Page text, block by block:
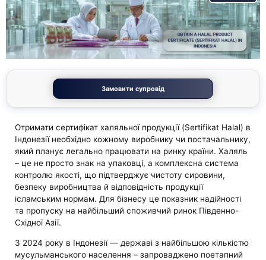
Замовити супровід
Отримати сертифікат халяльної продукції (Sertifikat Halal) в
Індонезії необхідно кожному виробнику чи постачальнику,
який планує легально працювати на ринку країни. Халяль
– це не просто знак на упаковці, а комплексна система
контролю якості, що підтверджує чистоту сировини,
безпеку виробництва й відповідність продукції
ісламським нормам. Для бізнесу це показник надійності
та пропуску на найбільший споживчий ринок Південно-
Східної Азії.
З 2024 року в Індонезії — державі з найбільшою кількістю
мусульманського населення – запроваджено поетапний